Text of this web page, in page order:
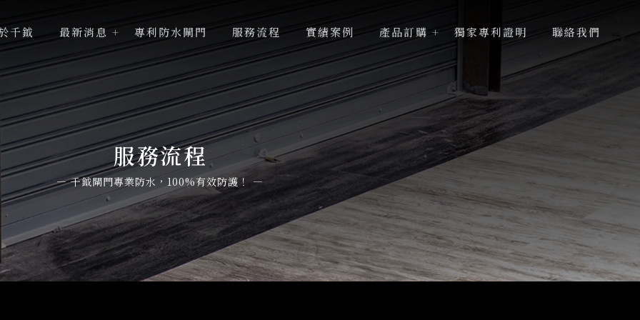
千鉞 最新消息 專利防水閘門 服務流程 實績案例 產品訂購 獨家專利證明 聯絡我們
服務流程